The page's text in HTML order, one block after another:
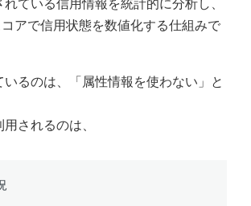
アで信用状態を数値化する仕組みで
るのは、「属性情報を使わない」と
されるのは、